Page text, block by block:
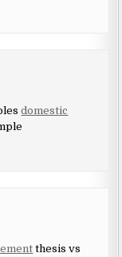
domestic
thesis vs